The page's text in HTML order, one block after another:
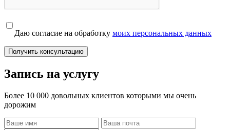
Даю согласие на обработку моих персональных данных
Получить консультацию
Запись на услугу
Более 10 000 довольных клиентов которыми мы очень
дорожим